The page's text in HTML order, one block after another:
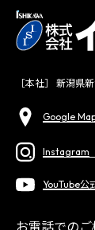
［本社］ 新潟県
Google
Instagram
YouTube公
お電話での